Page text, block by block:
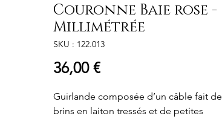
Couronne Baie rose -
Millimétrée
SKU : 122.013
36,00 €Prix
Guirlande composée d’un câble fait de
brins en laiton tressés et de petites